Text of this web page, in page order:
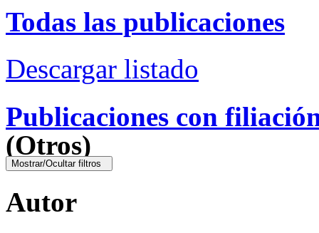
Todas las publicaciones
Descargar listado
Publicaciones con
(Otros)
Autor